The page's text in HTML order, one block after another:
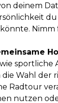
deinem
sportliche
die Wahl der
Radtour
nutzen